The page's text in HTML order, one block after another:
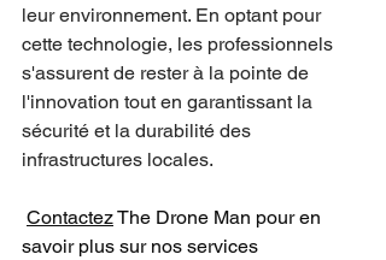
leur environnement. En optant pour
cette technologie, les professionnels
s'assurent de rester à la pointe de
l'innovation tout en garantissant la
sécurité et la durabilité des
infrastructures locales.
Contactez The Drone Man pour en
savoir plus sur nos services